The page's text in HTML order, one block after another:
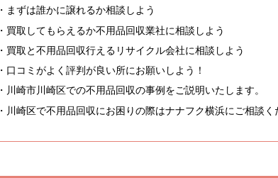
・まずは誰かに譲れるか相談しよう
・買取してもらえるか不用品回収業社に相談しよう
・買取と不用品回収行えるリサイクル会社に相談しよう
・口コミがよく評判が良い所にお願いしよう！
・川崎市川崎区での不用品回収の事例をご説明いたします。
・川崎区で不用品回収にお困りの際はナナフク横浜にご相談く